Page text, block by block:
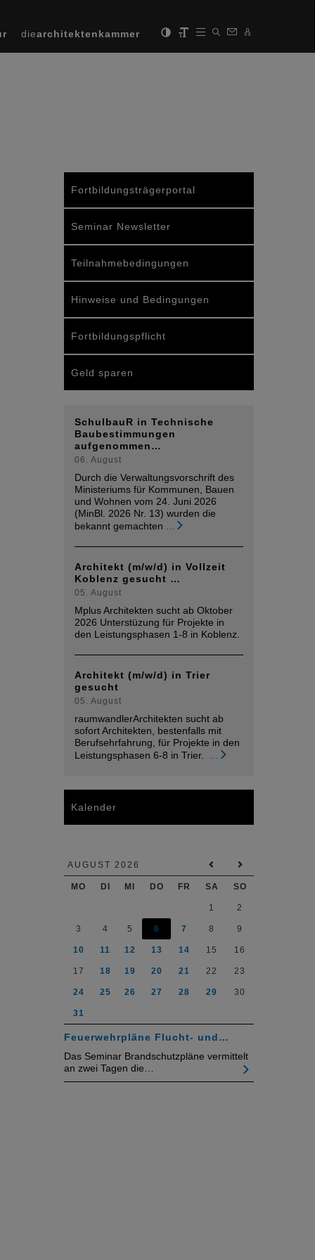
diearchitektenkammer
Fortbildungsträgerportal
Seminar Newsletter
Teilnahmebedingungen
Hinweise und Bedingungen
Fortbildungspflicht
Geld sparen
SchulbauR in Technische
Baubestimmungen
aufgenommen…
06. August
Durch die Verwaltungsvorschrift des
Ministeriums für Kommunen, Bauen
und Wohnen vom 24. Juni 2026
(MinBl. 2026 Nr. 13) wurden die
bekannt gemachten
Architekt (m/w/d) in Vollzeit
Koblenz gesucht …
05. August
Mplus Architekten sucht ab Oktober
2026 Unterstüzung für Projekte in
den Leistungsphasen 1-8 in Koblenz.
Architekt (m/w/d) in Trier
gesucht
05. August
raumwandlerArchitekten sucht ab
sofort Architekten, bestenfalls mit
Berufsehrfahrung, für Projekte in den
Leistungsphasen 6-8 in Trier.
Kalender
AUGUST 2026
MO DI MI DO FR SA SO
1 2
3 4 5 6 7 8 9
10 11 12 13 14 15 16
17 18 19 20 21 22 23
24 25 26 27 28 29 30
31
Feuerwehrpläne Flucht- und…
Das Seminar Brandschutzpläne vermittelt
an zwei Tagen die…